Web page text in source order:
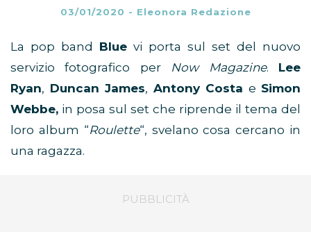
03/01/2020 - Eleonora Redazione
La pop band Blue vi porta sul set del nuovo
servizio fotografico per Now Magazine. Lee
Ryan, Duncan James, Antony Costa e Simon
Webbe, in posa sul set che riprende il tema del
loro album “Roulette“, svelano cosa cercano in
una ragazza.